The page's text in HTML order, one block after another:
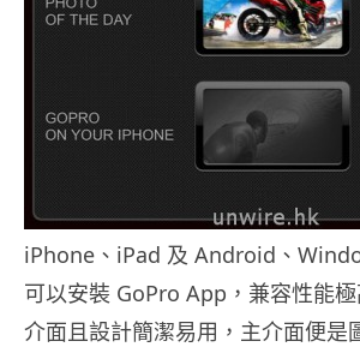
iPhone、iPad 及 Android、
可以安裝 GoPro App，兼容性能
介面且設計簡潔易用，主介面便是